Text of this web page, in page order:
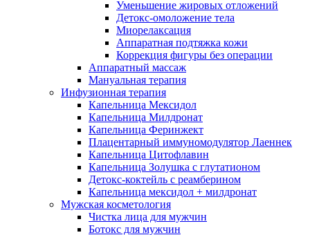
Уменьшение жировых отложений
Детокс-омоложение тела
Миорелаксация
Аппаратная подтяжка кожи
Коррекция фигуры без операции
Аппаратный массаж
Мануальная терапия
Инфузионная терапия
Капельница Мексидол
Капельница Милдронат
Капельница Феринжект
Плацентарный иммуномодулятор Лаеннек
Капельница Цитофлавин
Капельница Золушка с глутатионом
Детокс-коктейль с реамберином
Капельница мексидол + милдронат
Мужская косметология
Чистка лица для мужчин
Ботокс для мужчин